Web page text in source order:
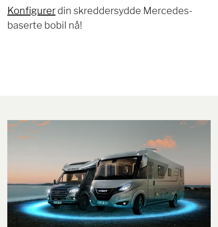
Konfigurer din skreddersydde Mercedes-
baserte bobil nå!